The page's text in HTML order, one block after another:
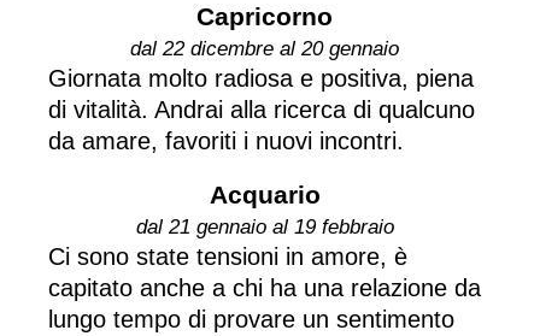
Capricorno
dal 22 dicembre al 20 gennaio
Giornata molto radiosa e positiva, piena
di vitalità. Andrai alla ricerca di qualcuno
da amare, favoriti i nuovi incontri.
Acquario
dal 21 gennaio al 19 febbraio
Ci sono state tensioni in amore, è
capitato anche a chi ha una relazione da
lungo tempo di provare un sentimento